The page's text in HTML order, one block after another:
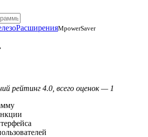
РасширенияMpowerSaver
рейтинг 4.0, всего оценок — 1